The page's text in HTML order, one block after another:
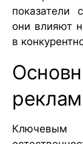
показатели
они влияют
в
Ключевым